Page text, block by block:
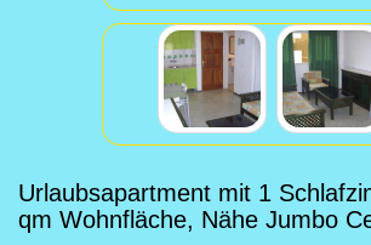
Urlaubsapartment mit 1
qm Wohnfläche, Nähe Jumbo